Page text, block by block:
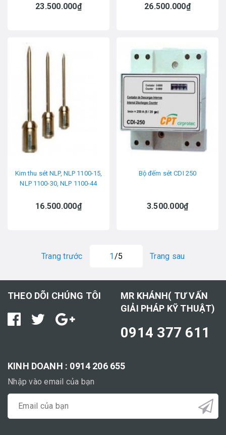
23.500.000₫ 26.500.000₫
Kim thu sét NLP, NLP 1100-15,
NLP 1100-30, NLP 1100-44
16.500.000₫
Bộ đếm sét CDI 250
3.500.000₫
Trang trước 1 /5 Trang sau
THEO DÕI CHÚNG TÔI
MR KHÁNH( TƯ VẤN
GIẢI PHÁP KỸ THUẬT)
0914 377 611
KINH DOANH : 0914 206 655
Nhập vào email của bạn